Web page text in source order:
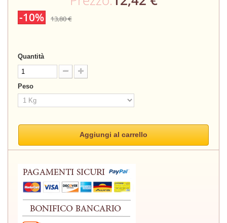
-10% 13,80 €
Quantità
Peso
Aggiungi al carrello